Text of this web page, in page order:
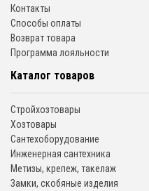
Контакты
Способы оплаты
Возврат товара
Программа лояльности
Каталог товаров
Стройхозтовары
Хозтовары
Сантехоборудование
Инженерная сантехника
Метизы, крепеж, такелаж
Замки, скобяные изделия